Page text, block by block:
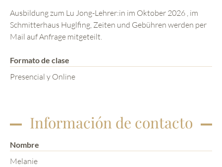
Ausbildung zum Lu Jong-Lehrer:in im Oktober 2026 , im
Schmitterhaus Huglfing, Zeiten und Gebühren werden per
Mail auf Anfrage mitgeteilt.
Formato de clase
Presencial y Online
Información de contacto
Nombre
Melanie